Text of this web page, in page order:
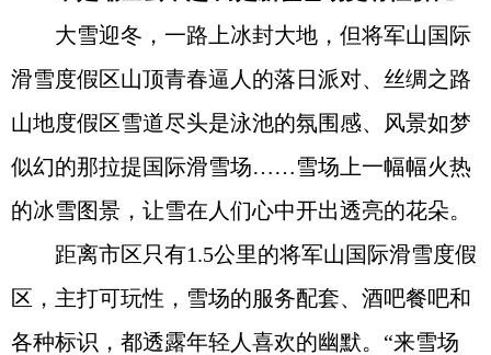
大雪迎冬，一路上冰封大地，但将军山国际
滑雪度假区山顶青春逼人的落日派对、丝绸之路
山地度假区雪道尽头是泳池的氛围感、风景如梦
似幻的那拉提国际滑雪场……雪场上一幅幅火热
的冰雪图景，让雪在人们心中开出透亮的花朵。
距离市区只有1.5公里的将军山国际滑雪度假
区，主打可玩性，雪场的服务配套、酒吧餐吧和
各种标识，都透露年轻人喜欢的幽默。“来雪场